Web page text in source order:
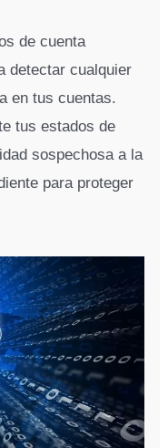
de cuenta
detectar cualquier
en tus cuentas.
tus estados de
sospechosa a la
para proteger